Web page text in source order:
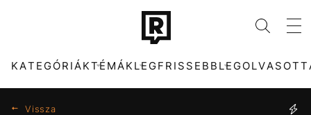
KATEGÓRIÁKTÉMÁKLEGFRISSEBB
Vissza